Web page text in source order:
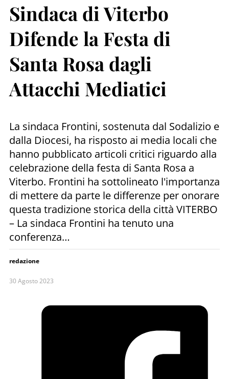
Sindaca di Viterbo
Difende la Festa di
Santa Rosa dagli
Attacchi Mediatici
La sindaca Frontini, sostenuta dal Sodalizio e
dalla Diocesi, ha risposto ai media locali che
hanno pubblicato articoli critici riguardo alla
celebrazione della festa di Santa Rosa a
Viterbo. Frontini ha sottolineato l'importanza
di mettere da parte le differenze per onorare
questa tradizione storica della città VITERBO
– La sindaca Frontini ha tenuto una
conferenza…
redazione
30 Agosto 2023